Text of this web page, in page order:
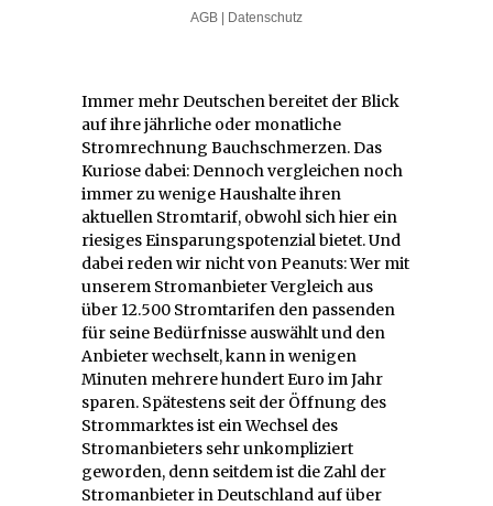
Immer mehr Deutschen bereitet der Blick
auf ihre jährliche oder monatliche
Stromrechnung Bauchschmerzen. Das
Kuriose dabei: Dennoch vergleichen noch
immer zu wenige Haushalte ihren
aktuellen Stromtarif, obwohl sich hier ein
riesiges Einsparungspotenzial bietet. Und
dabei reden wir nicht von Peanuts: Wer mit
unserem Stromanbieter Vergleich aus
über 12.500 Stromtarifen den passenden
für seine Bedürfnisse auswählt und den
Anbieter wechselt, kann in wenigen
Minuten mehrere hundert Euro im Jahr
sparen. Spätestens seit der Öffnung des
Strommarktes ist ein Wechsel des
Stromanbieters sehr unkompliziert
geworden, denn seitdem ist die Zahl der
Stromanbieter in Deutschland auf über